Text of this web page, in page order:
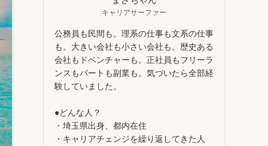
キャリアサーファー
公務員も民間も。理系の仕事も文系の仕事
も。大きい会社も小さい会社も。歴史ある
会社もドベンチャーも。正社員もフリーラ
ンスもパートも副業も。気づいたら全部経
験していました。
●どんな人？
・埼玉県出身、都内在住
・キャリアチェンジを繰り返してきた人